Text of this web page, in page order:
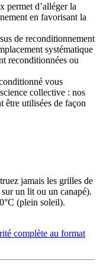
permet d’alléger la
en favorisant la
de reconditionnement
systématique
reconditionnées ou
vous
collective : nos
être utilisées de façon
jamais les grilles de
un lit ou un canapé).
(plein soleil).
complète au format